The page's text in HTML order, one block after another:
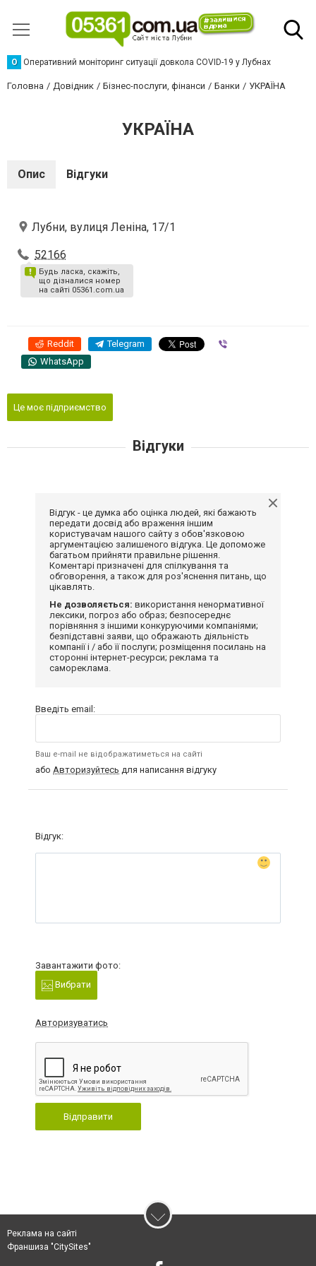
О Оперативний моніторинг ситуації довкола COVID-19 у Лубнах
Головна Довідник Бізнес-послуги, фінанси Банки УКРАЇНА
УКРАЇНА
Опис Відгуки
Лубни, вулиця Леніна, 17/1
52166
Будь ласка, скажіть,
що дізналися номер
на сайті 05361.com.ua
Reddit Telegram
WhatsApp
Це моє підприємство
Відгуки
Відгук - це думка або оцінка людей, які бажають
передати досвід або враження іншим
користувачам нашого сайту з обов'язковою
аргументацією залишеного відгука. Це допоможе
багатьом прийняти правильне рішення.
Коментарі призначені для спілкування та
обговорення, а також для роз'яснення питань, що
цікавлять.
Не дозволяється: використання ненормативної
лексики, погроз або образ; безпосереднє
порівняння з іншими конкуруючими компаніями;
безпідставні заяви, що ображають діяльність
компанії і / або її послуги; розміщення посилань на
сторонні інтернет-ресурси; реклама та
самореклама.
Введіть email:
Ваш e-mail не відображатиметься на сайті
або Авторизуйтесь для написання відгуку
Відгук:
Завантажити фото:
Вибрати
Авторизуватись
Відправити
Реклама на сайті
Франшиза "CitySites"